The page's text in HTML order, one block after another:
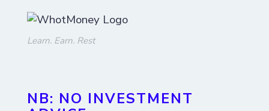
Learn. Earn. Rest
NB: NO INVESTMENT